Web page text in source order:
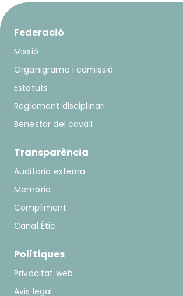
Federació
Missió
Organigrama i comissió
Estatuts
Reglament disciplinari
Benestar del cavall
Transparència
Auditoria externa
Memòria
Compliment
Canal Ètic
Polítiques
Privacitat web
Avis legal